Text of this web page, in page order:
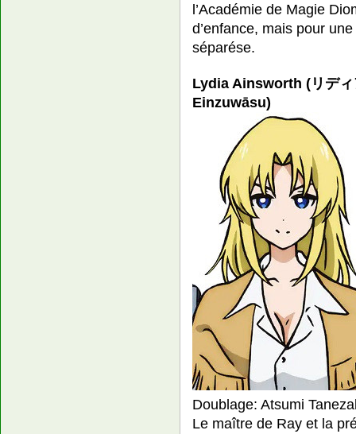
l’Académie de Magie
d’enfance, mais pour
séparése.
Lydia Ainsworth (リデ
Einzuwāsu)
Doublage: Atsumi
Le maître de Ray et la